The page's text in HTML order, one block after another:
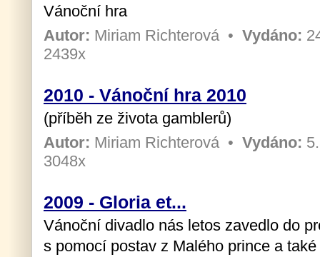
Vánoční hra
Autor: Miriam Richterová• Vydáno:
2439x
2010 - Vánoční hra 2010
(příběh ze života gamblerů)
Autor: Miriam Richterová• Vydáno:
3048x
2009 - Gloria et...
Vánoční divadlo nás letos zavedlo do
s pomocí postav z Malého prince a